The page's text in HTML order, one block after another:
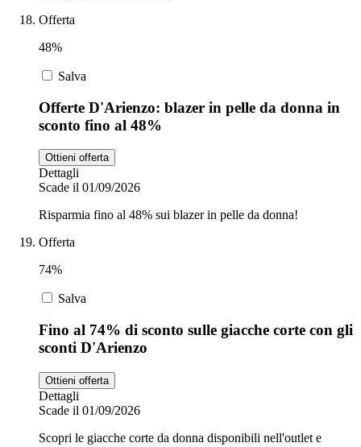
Offerta
48%
Salva
Offerte D'Arienzo: blazer in pelle da donna in
sconto fino al 48%
Ottieni offerta
Dettagli
Scade il 01/09/2026
Risparmia fino al 48% sui blazer in pelle da donna!
Offerta
74%
Salva
Fino al 74% di sconto sulle giacche corte con gli
sconti D'Arienzo
Ottieni offerta
Dettagli
Scade il 01/09/2026
Scopri le giacche corte da donna disponibili nell'outlet e